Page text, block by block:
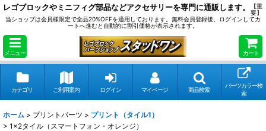
レゴブロックやミニフィグ部品などアクセサリーを専門に通販します。
【重
要】
当ショップは会員様限定で全品20%OFFを適用しております。無料会員登録後、ログインしてカ
ートへ進むと自動的に割引価格が表示されます。
メニュー カート
カテゴリ ご利用案内 ログイン マイページ 商品検索
パーツカラー検
索
ホーム > プリントパーツ > プリント（タイル1）
> 1x2タイル（スマートフォン・オレンジ）